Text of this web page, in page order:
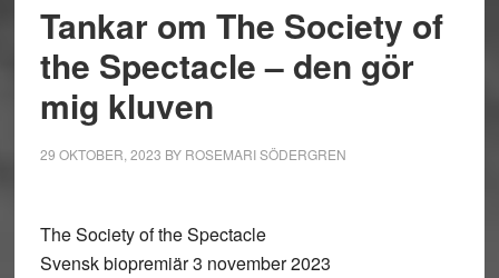
Tankar om The Society of
the Spectacle – den gör
mig kluven
29 OKTOBER, 2023 BY ROSEMARI SÖDERGREN
The Society of the Spectacle
Svensk biopremiär 3 november 2023